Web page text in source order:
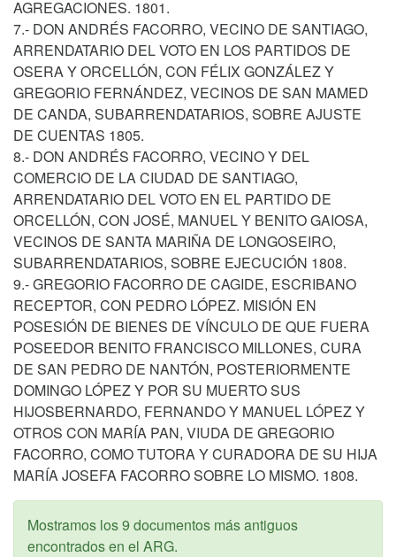
AGREGACIONES. 1801.
7.- DON ANDRÉS FACORRO, VECINO DE SANTIAGO,
ARRENDATARIO DEL VOTO EN LOS PARTIDOS DE
OSERA Y ORCELLÓN, CON FÉLIX GONZÁLEZ Y
GREGORIO FERNÁNDEZ, VECINOS DE SAN MAMED
DE CANDA, SUBARRENDATARIOS, SOBRE AJUSTE
DE CUENTAS 1805.
8.- DON ANDRÉS FACORRO, VECINO Y DEL
COMERCIO DE LA CIUDAD DE SANTIAGO,
ARRENDATARIO DEL VOTO EN EL PARTIDO DE
ORCELLÓN, CON JOSÉ, MANUEL Y BENITO GAIOSA,
VECINOS DE SANTA MARIÑA DE LONGOSEIRO,
SUBARRENDATARIOS, SOBRE EJECUCIÓN 1808.
9.- GREGORIO FACORRO DE CAGIDE, ESCRIBANO
RECEPTOR, CON PEDRO LÓPEZ. MISIÓN EN
POSESIÓN DE BIENES DE VÍNCULO DE QUE FUERA
POSEEDOR BENITO FRANCISCO MILLONES, CURA
DE SAN PEDRO DE NANTÓN, POSTERIORMENTE
DOMINGO LÓPEZ Y POR SU MUERTO SUS
HIJOSBERNARDO, FERNANDO Y MANUEL LÓPEZ Y
OTROS CON MARÍA PAN, VIUDA DE GREGORIO
FACORRO, COMO TUTORA Y CURADORA DE SU HIJA
MARÍA JOSEFA FACORRO SOBRE LO MISMO. 1808.
Mostramos los 9 documentos más antiguos
encontrados en el ARG.